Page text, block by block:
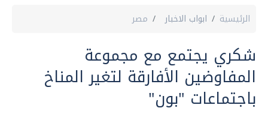
الرئيسية ابواب الاخبار مصر
شكري يجتمع مع مجموعة
المفاوضين الأفارقة لتغير المناخ
باجتماعات "بون"